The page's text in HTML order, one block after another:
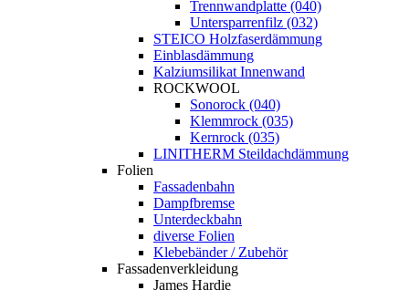
Trennwandplatte (040)
Untersparrenfilz (032)
STEICO Holzfaserdämmung
Einblasdämmung
Kalziumsilikat Innenwand
ROCKWOOL
Sonorock (040)
Klemmrock (035)
Kernrock (035)
LINITHERM Steildachdämmung
Folien
Fassadenbahn
Dampfbremse
Unterdeckbahn
diverse Folien
Klebebänder / Zubehör
Fassadenverkleidung
James Hardie